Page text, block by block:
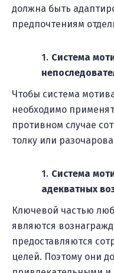
должна быть
предпочтениям
Система
Чтобы система
необходимо
противном случае
толку или
Система
адекватных
Ключевой частью
являются
предоставляются
целей. Поэтому они